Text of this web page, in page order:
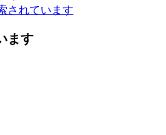
されています
ます